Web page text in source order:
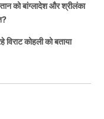
को बांग्लादेश और श्रीलंका
कोहली को बताया